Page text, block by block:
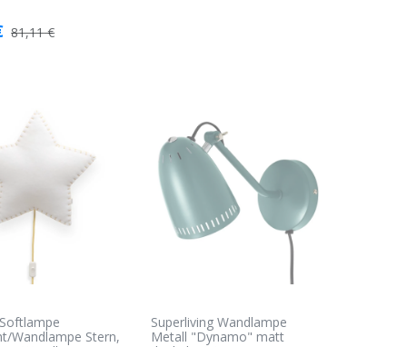
81,11€
Wandlampe Stern,
Superliving Wandlampe
Metall "Dynamo" matt